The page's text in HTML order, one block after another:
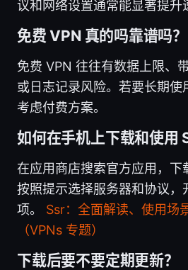
议和网络设置通常能显著提升
免费 VPN 真的吗靠谱吗？
免费 VPN 往往有数据上限、
或日志记录风险。若要长期使
考虑付费方案。
如何在手机上下载和使用
在应用商店搜索官方应用，下
按照提示选择服务器和协议，
项。 Ssr：全面解读、使用场
（VPNs 专题）
下载后要不要定期更新？